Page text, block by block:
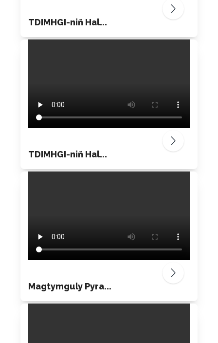
TDIMHGI-niň Hal...
TDIMHGI-niň Hal...
Magtymguly Pyra...